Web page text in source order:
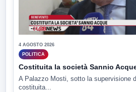
4 AGOSTO 2026
POLITICA
Costituita la società Sannio
A Palazzo Mosti, sotto la supervisione
costituita...